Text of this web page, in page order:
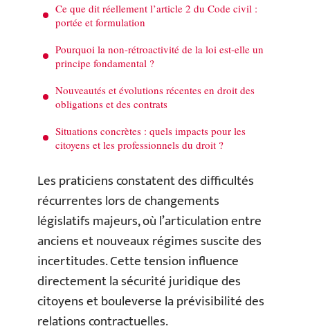
Ce que dit réellement l’article 2 du Code civil :
portée et formulation
Pourquoi la non-rétroactivité de la loi est-elle un
principe fondamental ?
Nouveautés et évolutions récentes en droit des
obligations et des contrats
Situations concrètes : quels impacts pour les
citoyens et les professionnels du droit ?
Les praticiens constatent des difficultés
récurrentes lors de changements
législatifs majeurs, où l’articulation entre
anciens et nouveaux régimes suscite des
incertitudes. Cette tension influence
directement la sécurité juridique des
citoyens et bouleverse la prévisibilité des
relations contractuelles.